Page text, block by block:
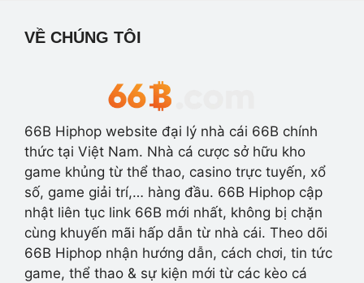
VỀ CHÚNG TÔI
66B Hiphop website đại lý nhà cái 66B chính
thức tại Việt Nam. Nhà cá cược sở hữu kho
game khủng từ thể thao, casino trực tuyến, xổ
số, game giải trí,… hàng đầu. 66B Hiphop cập
nhật liên tục link 66B mới nhất, không bị chặn
cùng khuyến mãi hấp dẫn từ nhà cái. Theo dõi
66B Hiphop nhận hướng dẫn, cách chơi, tin tức
game, thể thao & sự kiện mới từ các kèo cá